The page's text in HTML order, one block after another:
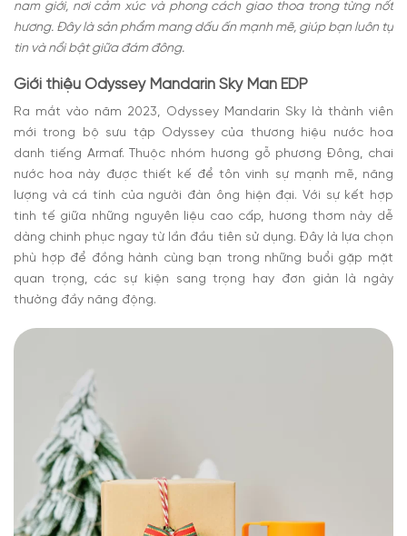
nam giới, nơi cảm xúc và phong cách giao thoa trong từng nốt
hương. Đây là sản phẩm mang dấu ấn mạnh mẽ, giúp bạn luôn tự
tin và nổi bật giữa đám đông.
Giới thiệu Odyssey Mandarin Sky Man EDP
Ra mắt vào năm 2023, Odyssey Mandarin Sky là thành viên
mới trong bộ sưu tập Odyssey của thương hiệu nước hoa
danh tiếng Armaf. Thuộc nhóm hương gỗ phương Đông, chai
nước hoa này được thiết kế để tôn vinh sự mạnh mẽ, năng
lượng và cá tính của người đàn ông hiện đại. Với sự kết hợp
tinh tế giữa những nguyên liệu cao cấp, hương thơm này dễ
dàng chinh phục ngay từ lần đầu tiên sử dụng. Đây là lựa chọn
phù hợp để đồng hành cùng bạn trong những buổi gặp mặt
quan trọng, các sự kiện sang trọng hay đơn giản là ngày
thường đầy năng động.